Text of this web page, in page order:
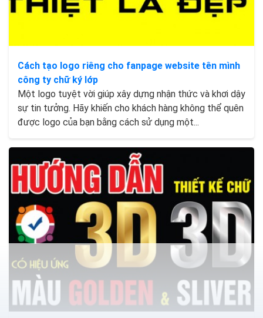
Cách tạo logo riêng cho fanpage website tên mình
công ty chữ ký lớp
Một logo tuyệt vời giúp xây dựng nhận thức và khơi dậy
sự tin tưởng. Hãy khiến cho khách hàng không thể quên
được logo của bạn bằng cách sử dụng một...